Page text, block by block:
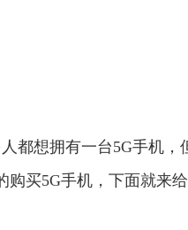
都想拥有一台5G手机，
买5G手机，下面就来